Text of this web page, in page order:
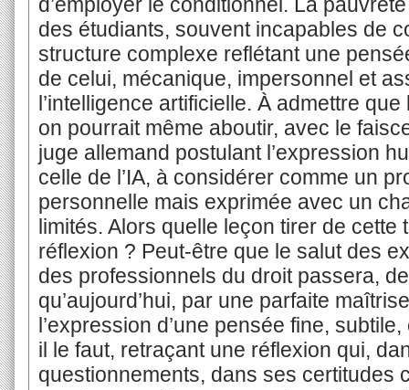
des étudiants, souvent incapables de
structure complexe reflétant une
de celui, mécanique, impersonnel et
l’intelligence artificielle. À admettre
on pourrait même aboutir, avec le
juge allemand postulant l’expression
celle de l’IA, à considérer comme un
personnelle mais exprimée avec un
limités. Alors quelle leçon tirer de cette
réflexion ? Peut-être que le salut des
des professionnels du droit passera,
qu’aujourd’hui, par une parfaite
l’expression d’une pensée fine,
il le faut, retraçant une réflexion qui,
questionnements, dans ses certitudes